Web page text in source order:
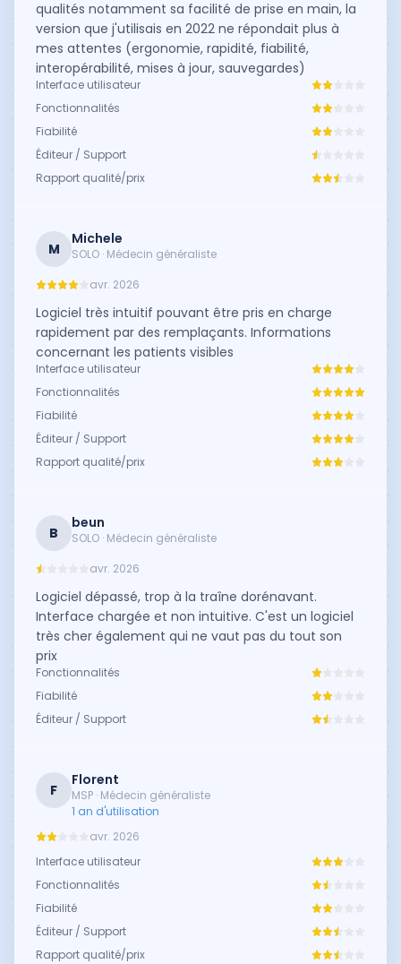
qualités notamment sa facilité de prise en main, la
version que j'utilisais en 2022 ne répondait plus à
mes attentes (ergonomie, rapidité, fiabilité,
interopérabilité, mises à jour, sauvegardes)
Interface utilisateur
Fonctionnalités
Fiabilité
Éditeur / Support
Rapport qualité/prix
M
Michele
SOLO · Médecin généraliste
avr. 2026
Logiciel très intuitif pouvant être pris en charge
rapidement par des remplaçants. Informations
concernant les patients visibles
Interface utilisateur
Fonctionnalités
Fiabilité
Éditeur / Support
Rapport qualité/prix
B
beun
SOLO · Médecin généraliste
avr. 2026
Logiciel dépassé, trop à la traîne dorénavant.
Interface chargée et non intuitive. C'est un logiciel
très cher également qui ne vaut pas du tout son
prix
Fonctionnalités
Fiabilité
Éditeur / Support
F
Florent
MSP · Médecin généraliste
1 an d'utilisation
avr. 2026
Interface utilisateur
Fonctionnalités
Fiabilité
Éditeur / Support
Rapport qualité/prix